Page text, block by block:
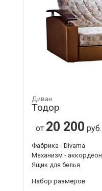
Диван
Тодор
от 20 200 руб.
Фабрика - Divama
Механизм - аккордеон
Ящик для белья
Набор размеров